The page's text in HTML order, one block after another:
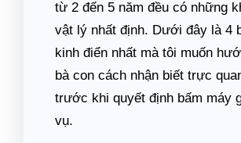
từ 2 đến 5 năm đều có những
vật lý nhất định. Dưới đây là 4
kinh điển nhất mà tôi muốn
bà con cách nhận biết trực
trước khi quyết định bấm máy
vụ.